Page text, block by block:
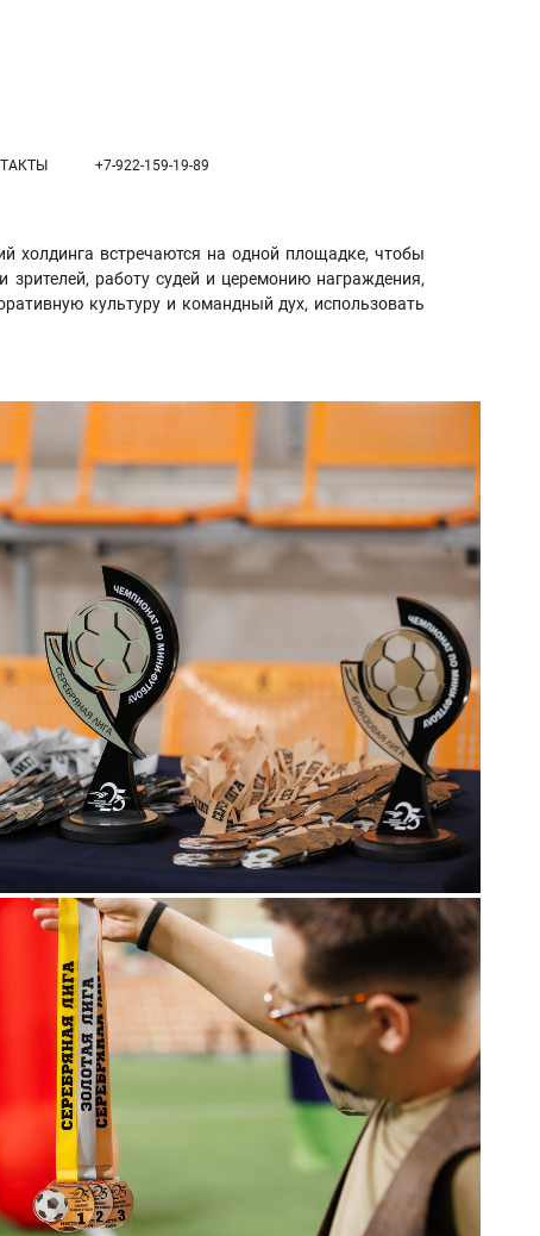
+7-922-159-19-89
холдинга встречаются на одной площадке, чтобы
работу судей и церемонию награждения,
культуру и командный дух, использовать